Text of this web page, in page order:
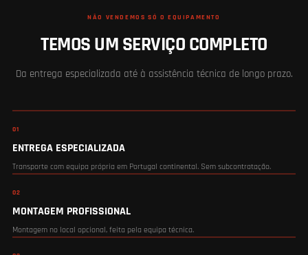
NÃO VENDEMOS SÓ O EQUIPAMENTO
TEMOS UM SERVIÇO COMPLETO
Da entrega especializada até à assistência técnica de longo prazo.
01
ENTREGA ESPECIALIZADA
Transporte com equipa própria em Portugal continental. Sem subcontratação.
02
MONTAGEM PROFISSIONAL
Montagem no local opcional, feita pela equipa técnica.